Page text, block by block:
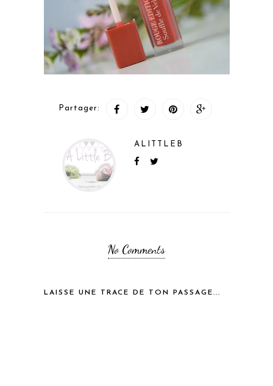
Partager:
ALITTLEB
No Comments
LAISSE UNE TRACE DE TON PASSAGE...